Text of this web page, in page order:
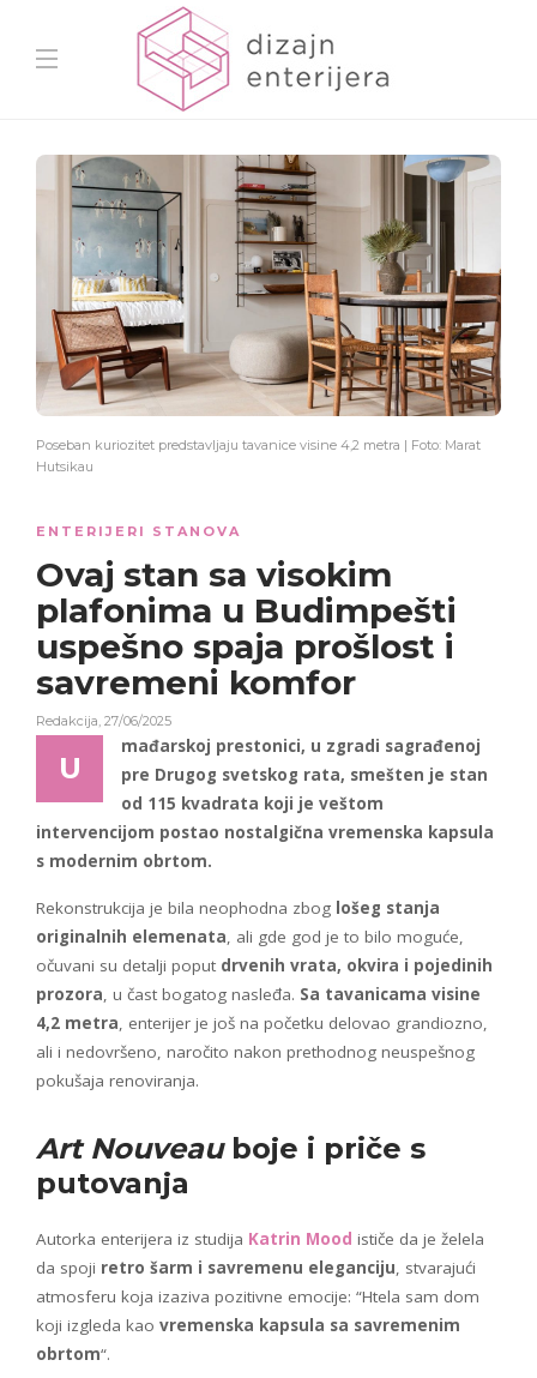
Poseban kuriozitet predstavljaju tavanice visine 4,2 metra | Foto: Marat
Hutsikau
ENTERIJERI STANOVA
Ovaj stan sa visokim
plafonima u Budimpešti
uspešno spaja prošlost i
savremeni komfor
Redakcija, 27/06/2025
U
mađarskoj prestonici, u zgradi sagrađenoj
pre Drugog svetskog rata, smešten je stan
od 115 kvadrata koji je veštom
intervencijom postao nostalgična vremenska kapsula
s modernim obrtom.
Rekonstrukcija je bila neophodna zbog lošeg stanja
originalnih elemenata, ali gde god je to bilo moguće,
očuvani su detalji poput drvenih vrata, okvira i pojedinih
prozora, u čast bogatog nasleđa. Sa tavanicama visine
4,2 metra, enterijer je još na početku delovao grandiozno,
ali i nedovršeno, naročito nakon prethodnog neuspešnog
pokušaja renoviranja.
Art Nouveauboje i priče s
putovanja
Autorka enterijera iz studija Katrin Mood ističe da je želela
da spoji retro šarm i savremenu eleganciju, stvarajući
atmosferu koja izaziva pozitivne emocije: “Htela sam dom
koji izgleda kao vremenska kapsula sa savremenim
obrtom“.